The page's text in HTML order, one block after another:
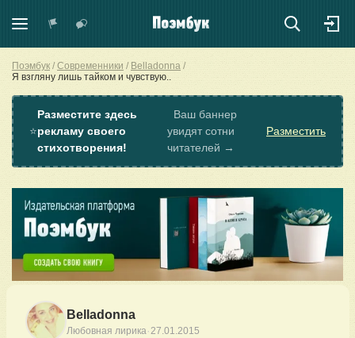
Поэмбук Современники
Belladonna
Я взгляну лишь тайком и чувствую..
⭐
Разместите здесь
рекламу своего
стихотворения!
Ваш баннер
увидят сотни
читателей →
Разместить
Belladonna
Любовная лирика·27.01.2015